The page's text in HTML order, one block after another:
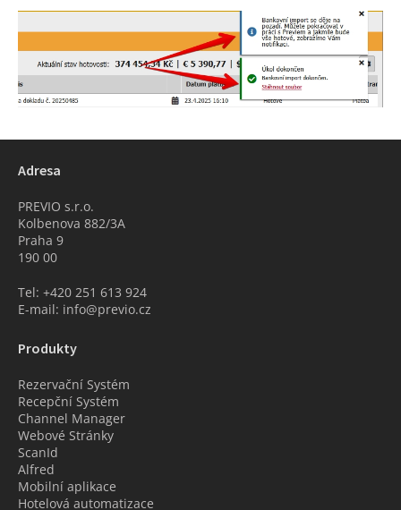
Adresa
PREVIO s.r.o.
Kolbenova 882/3A
Praha 9
190 00
Tel: +420 251 613 924
E-mail: info@previo.cz
Produkty
Rezervační Systém
Recepční Systém
Channel Manager
Webové Stránky
ScanId
Alfred
Mobilní aplikace
Hotelová automatizace